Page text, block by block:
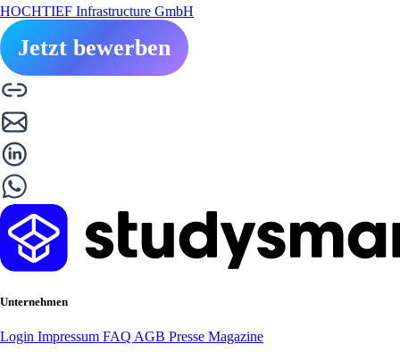
HOCHTIEF Infrastructure GmbH
Jetzt bewerben
Unternehmen
Login Impressum FAQ AGB Presse Magazine